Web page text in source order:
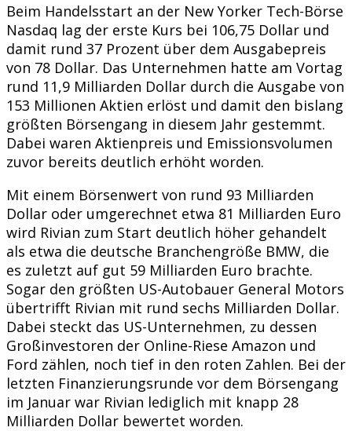
Beim Handelsstart an der New Yorker Tech-Börse
Nasdaq lag der erste Kurs bei 106,75 Dollar und
damit rund 37 Prozent über dem Ausgabepreis
von 78 Dollar. Das Unternehmen hatte am Vortag
rund 11,9 Milliarden Dollar durch die Ausgabe von
153 Millionen Aktien erlöst und damit den bislang
größten Börsengang in diesem Jahr gestemmt.
Dabei waren Aktienpreis und Emissionsvolumen
zuvor bereits deutlich erhöht worden.
Mit einem Börsenwert von rund 93 Milliarden
Dollar oder umgerechnet etwa 81 Milliarden Euro
wird Rivian zum Start deutlich höher gehandelt
als etwa die deutsche Branchengröße BMW, die
es zuletzt auf gut 59 Milliarden Euro brachte.
Sogar den größten US-Autobauer General Motors
übertrifft Rivian mit rund sechs Milliarden Dollar.
Dabei steckt das US-Unternehmen, zu dessen
Großinvestoren der Online-Riese Amazon und
Ford zählen, noch tief in den roten Zahlen. Bei der
letzten Finanzierungsrunde vor dem Börsengang
im Januar war Rivian lediglich mit knapp 28
Milliarden Dollar bewertet worden.